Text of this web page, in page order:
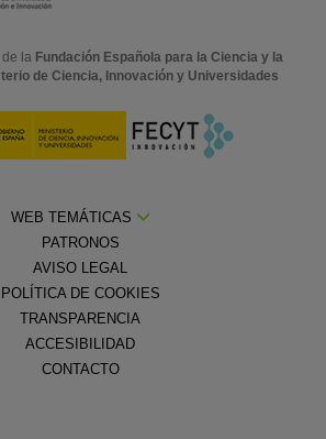
la Fundación Española para la Ciencia y la
de Ciencia, Innovación y Universidades
WEB TEMÁTICAS
PATRONOS
AVISO LEGAL
POLÍTICA DE COOKIES
TRANSPARENCIA
ACCESIBILIDAD
CONTACTO